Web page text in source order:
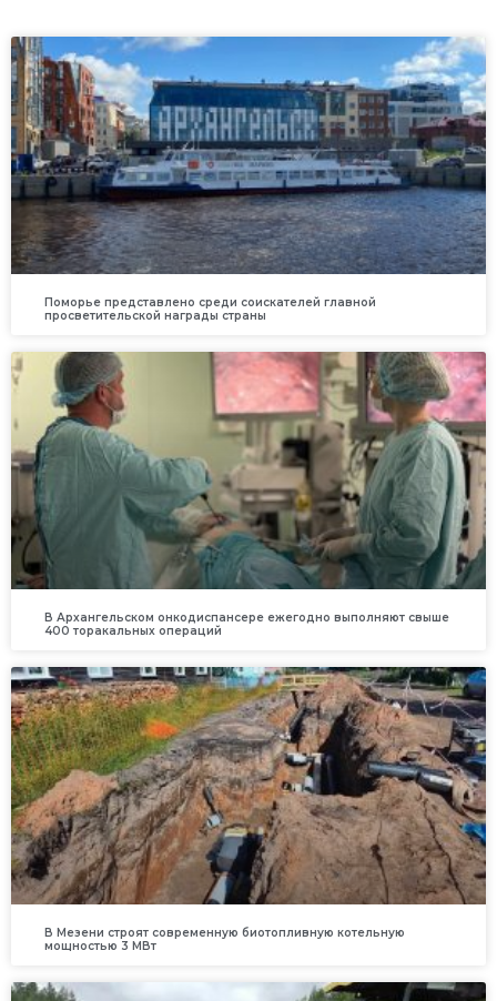
Поморье представлено среди соискателей главной
просветительской награды страны
В Архангельском онкодиспансере ежегодно выполняют свыше
400 торакальных операций
В Мезени строят современную биотопливную котельную
мощностью 3 МВт